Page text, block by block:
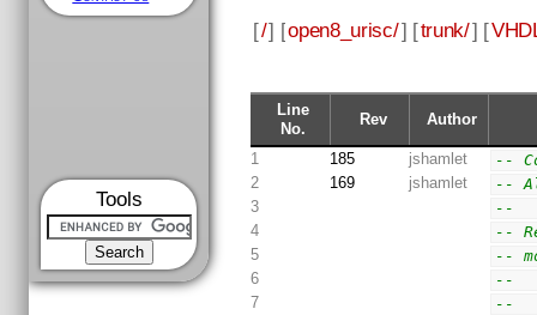
Tools
[/] [open8_urisc/] [trunk/] [
Line
No.
Rev Author
1 185 jshamlet
--
2
169 jshamlet
--
3
--
4
--
5
--
6
--
7
--